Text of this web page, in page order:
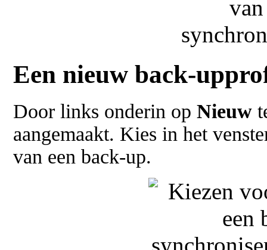
Een nieuw back-
Door links onderin opNieuw
aangemaakt. Kies in het
van een back-up.